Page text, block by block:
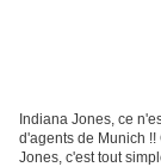
Indiana Jones, ce
d'agents de Munich
Jones, c'est tout